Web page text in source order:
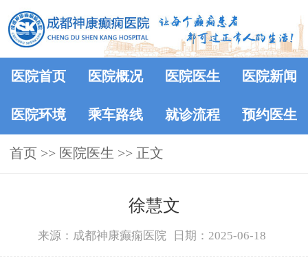
医院首页 医院概况 医院医生 医院新闻
医院环境 乘车路线 就诊流程 预约医生
首页 >> 医院医生 >> 正文
徐慧文
来源：成都神康癫痫医院 日期：2025-06-18